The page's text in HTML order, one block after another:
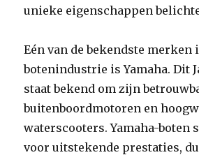
unieke eigenschappen
Eén van de bekendste merken
botenindustrie is Yamaha. Dit
staat bekend om zijn
buitenboordmotoren en
waterscooters. Yamaha-boten
voor uitstekende prestaties,